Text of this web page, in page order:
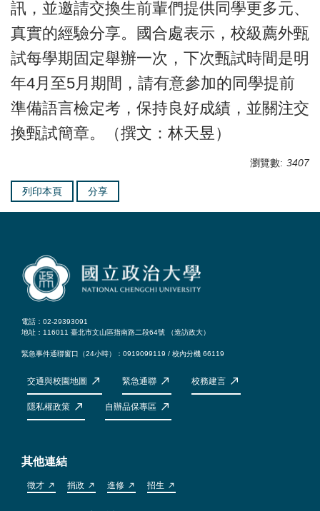
訊，並邀請交換生前輩們提供同學更多元、
真實的經驗分享。國合處表示，校級薦外甄
試每學期固定舉辦一次，下次甄試時間是明
年4月至5月期間，請有意參加的同學提前
準備語言檢定考，保持良好成績，並關注交
換甄試簡章。（撰文：林天昱）
瀏覽數: 3407
列印本頁 分享
電話：02-29393091
地址：116011 臺北市文山區指南路二段64號 （造訪政大）
緊急事件通聯窗口（24小時）：0919099119 / 校內分機 66119
交通與校園地圖 緊急通聯 校務建言
隱私權政策 自辦品保專區
其他連結
徵才 捐政 進修 招生